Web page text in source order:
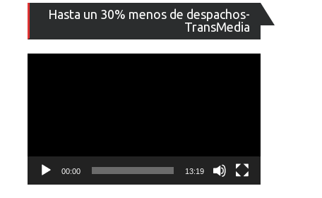
Hasta un 30% menos de despachos-
TransMedia
de
vídeo
00:00 13:19